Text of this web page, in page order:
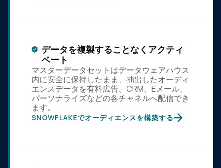
データを複製することなくアクティ
ベート
マスターデータセットはデータウェアハウス
内に安全に保持したまま、抽出したオーディ
エンスデータを有料広告、CRM、Eメール、
パーソナライズなどの各チャネルへ配信でき
ます。
SNOWFLAKEでオーディエンスを構築する